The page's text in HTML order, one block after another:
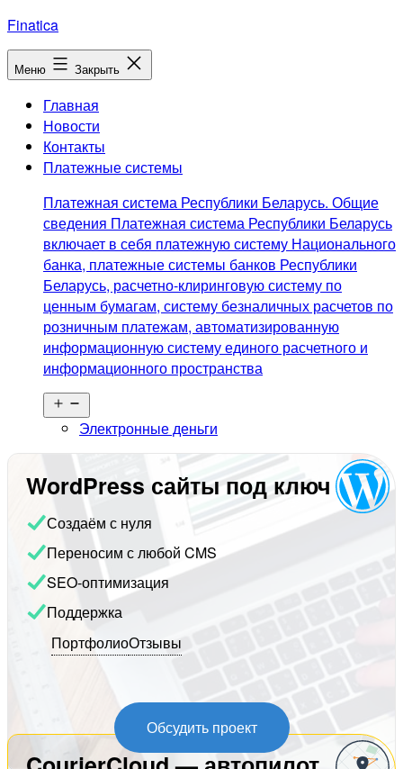
Перейти
к
содержимому
Finatica
Меню Закрыть
Главная
Новости
Контакты
Платежные системы
Платежная система Республики Беларусь. Общие
сведения Платежная система Республики Беларусь
включает в себя платежную систему Национального
банка, платежные системы банков Республики
Беларусь, расчетно-клиринговую систему по
ценным бумагам, систему безналичных расчетов по
розничным платежам, автоматизированную
информационную систему единого расчетного и
информационного пространства
меню
Электронные деньги
WordPress сайты под ключ
Создаём с нуля
Переносим с любой CMS
SEO-оптимизация
Поддержка
ПортфолиоОтзывы
Обсудить проект